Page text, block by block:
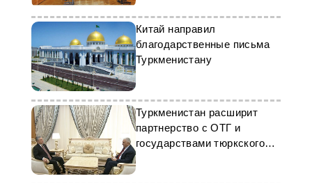
Китай направил
благодарственные письма
Туркменистану
Туркменистан расширит
партнерство с ОТГ и
государствами тюркского
мира